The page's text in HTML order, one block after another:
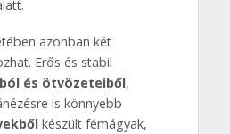
azonban két
Erős és stabil
és ötvözeteiből,
is könnyebb
készült fémágyak,